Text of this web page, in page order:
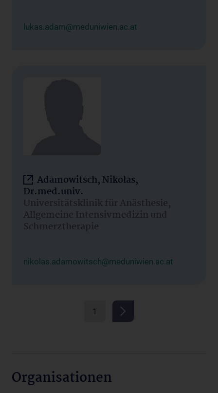
lukas.adam@meduniwien.ac.at
Adamowitsch, Nikolas,
Dr.med.univ.
Universitätsklinik für Anästhesie,
Allgemeine Intensivmedizin und
Schmerztherapie
nikolas.adamowitsch@meduniwien.ac.at
1
Organisationen